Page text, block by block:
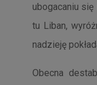
ubogacaniu
tu Liban,
nadzieję
Obecna